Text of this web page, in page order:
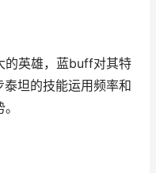
的英雄，蓝buff对其特
坦的技能运用频率和